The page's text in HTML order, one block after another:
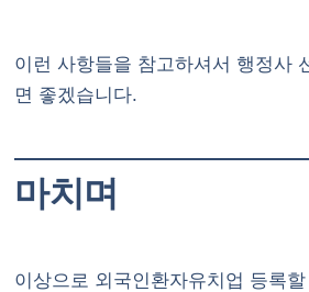
이런 사항들을 참고하셔서 행정사
면 좋겠습니다.
마치며
이상으로 외국인환자유치업 등록